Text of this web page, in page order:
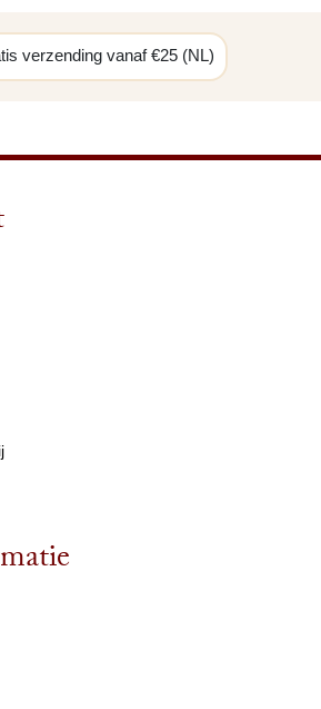
verzending vanaf €25 (NL)